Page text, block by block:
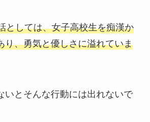
としては、女子高校生を痴漢か
り、勇気と優しさに溢れていま
いとそんな行動には出れないで